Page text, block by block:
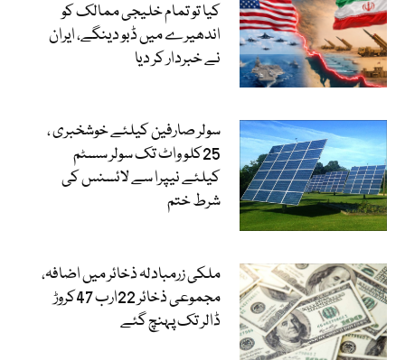
کیا تو تمام خلیجی ممالک کو
اندھیرے میں ڈبو دینگے، ایران
نے خبردار کر دیا
سولر صارفین کیلئے خوشخبری ،
25کلو واٹ تک سولر سسٹم
کیلئے نیپرا سے لائسنس کی
شرط ختم
ملکی زرمبادلہ ذخائر میں اضافہ،
مجموعی ذخائر 22ارب 47کروڑ
ڈالر تک پہنچ گئے